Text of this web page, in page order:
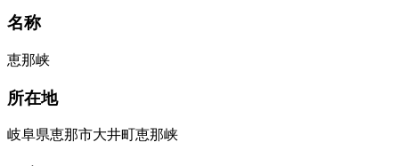
名称
恵那峡
所在地
岐阜県恵那市大井町恵那峡